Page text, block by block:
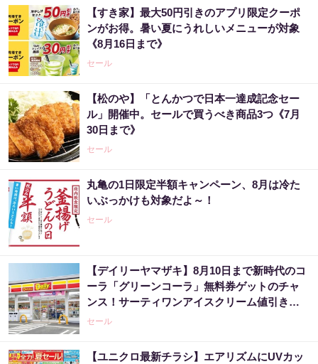
【すき家】最大50円引きのアプリ限定クーポ
ンがお得。暑い夏にうれしいメニューが対象
《8月16日まで》
セール
【松のや】「とんかつで日本一達成記念セー
ル」開催中。セールで買うべき商品3つ《7月
30日まで》
セール
丸亀の1日限定半額キャンペーン、8月は冷た
いぶっかけも対象だよ～！
セール
【デイリーヤマザキ】8月10日まで新時代のコ
ーラ「グリーンコーラ」無料券ゲットのチャ
ンス！サーティワンアイスクリーム値引きな
どお得企画も目白押し。
セール
【ユニクロ最新チラシ】エアリズムにUVカッ